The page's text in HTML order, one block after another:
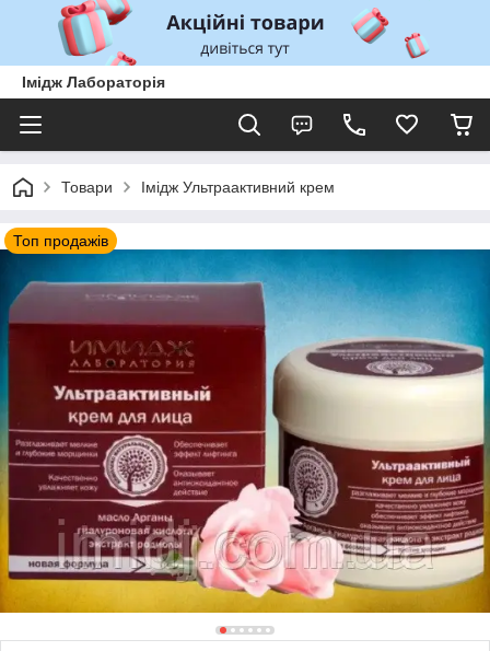
Імідж Лабораторія
Товари Імідж Ультраактивний крем
Топ продажів